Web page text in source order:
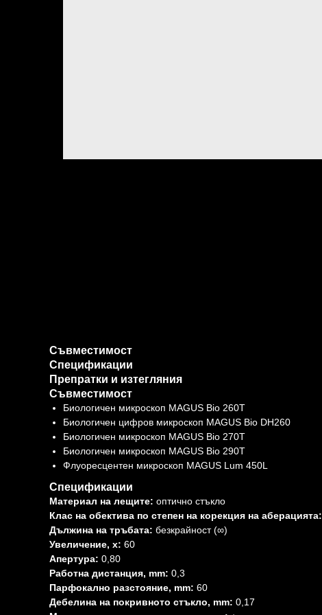
Съвместимост
Спецификации
Препратки и изтегляния
Съвместимост
Биологичен микроскоп MAGUS Bio 260T
Биологичен цифров микроскоп MAGUS Bio DH260
Биологичен микроскоп MAGUS Bio 270T
Биологичен микроскоп MAGUS Bio 290T
Флуоресцентен микроскоп MAGUS Lum 450L
Спецификации
Материал на лещите: оптично стъкло
Клас на обектива по степен на корекция на аберацията:
Дължина на тръбата: безкрайност (∞)
Увеличение, x: 60
Апертура: 0,80
Работна дистанция, mm: 0,3
Парфокално разстояние, mm: 60
Дебелина на покривното стъкло, mm: 0,17